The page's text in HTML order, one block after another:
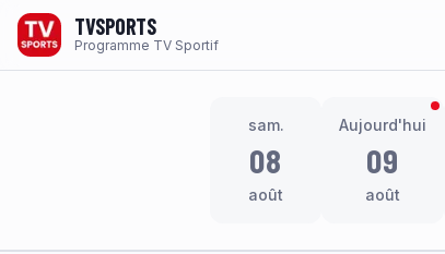
TVSPORTS
Programme TV Sportif
sam.
08
août
Aujourd'hui
09
août